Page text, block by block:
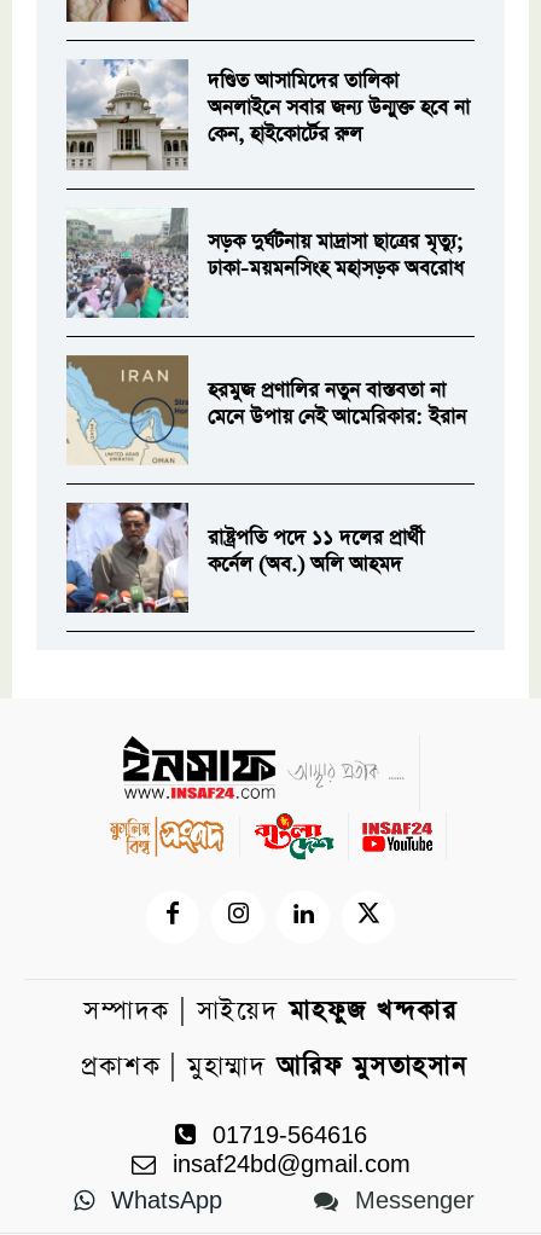
দণ্ডিত আসামিদের তালিকা
অনলাইনে সবার জন্য উন্মুক্ত হবে না
কেন, হাইকোর্টের রুল
সড়ক দুর্ঘটনায় মাদ্রাসা ছাত্রের মৃত্যু;
ঢাকা-ময়মনসিংহ মহাসড়ক অবরোধ
হরমুজ প্রণালির নতুন বাস্তবতা না
মেনে উপায় নেই আমেরিকার: ইরান
রাষ্ট্রপতি পদে ১১ দলের প্রার্থী
কর্নেল (অব.) অলি আহমদ
সম্পাদক | সাইয়েদমাহফুজ খন্দকার
প্রকাশক | মুহাম্মাদআরিফ মুসতাহসান
01719-564616
insaf24bd@gmail.com
WhatsApp
Messenger